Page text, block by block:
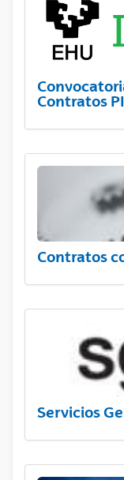
Contratos
Contratos
Servicios